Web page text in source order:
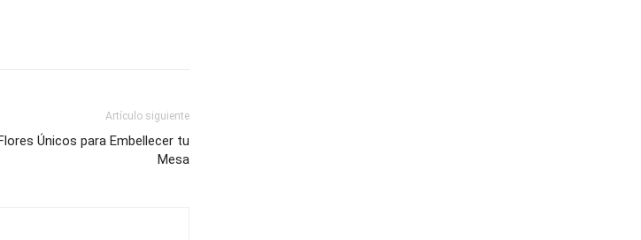
Artículo siguiente
Únicos para Embellecer tu
Mesa